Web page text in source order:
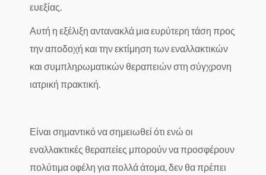
ευεξίας.
Αυτή η εξέλιξη αντανακλά μια ευρύτερη τάση προς
την αποδοχή και την εκτίμηση των εναλλακτικών
και συμπληρωματικών θεραπειών στη σύγχρονη
ιατρική πρακτική.
Είναι σημαντικό να σημειωθεί ότι ενώ οι
εναλλακτικές θεραπείες μπορούν να προσφέρουν
πολύτιμα οφέλη για πολλά άτομα, δεν θα πρέπει